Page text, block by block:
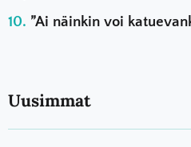
”Ai näinkin voi
Uusimmat